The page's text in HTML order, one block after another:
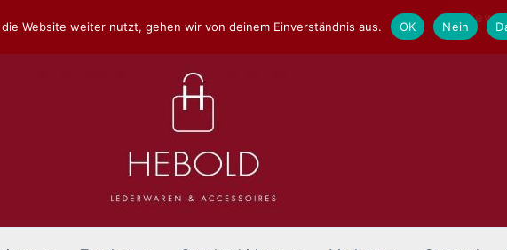
die Website weiter nutzt, gehen wir von deinem Einverständnis aus. OK Nein